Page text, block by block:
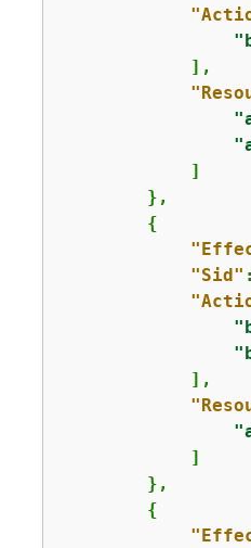
            ],
            ]
        },
{
"Sid"
            ],
            ]
        },
{